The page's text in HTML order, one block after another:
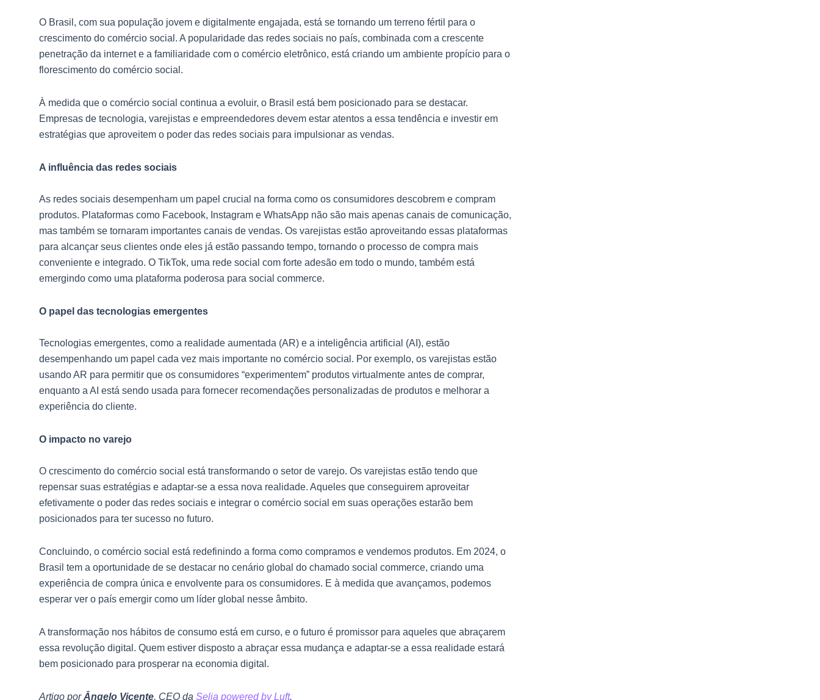
O Brasil, com sua população jovem e digitalmente engajada, está se tornando um terreno fértil para o
crescimento do comércio social. A popularidade das redes sociais no país, combinada com a crescente
penetração da internet e a familiaridade com o comércio eletrônico, está criando um ambiente propício para o
florescimento do comércio social.
À medida que o comércio social continua a evoluir, o Brasil está bem posicionado para se destacar.
Empresas de tecnologia, varejistas e empreendedores devem estar atentos a essa tendência e investir em
estratégias que aproveitem o poder das redes sociais para impulsionar as vendas.
A influência das redes sociais
As redes sociais desempenham um papel crucial na forma como os consumidores descobrem e compram
produtos. Plataformas como Facebook, Instagram e WhatsApp não são mais apenas canais de comunicação,
mas também se tornaram importantes canais de vendas. Os varejistas estão aproveitando essas plataformas
para alcançar seus clientes onde eles já estão passando tempo, tornando o processo de compra mais
conveniente e integrado. O TikTok, uma rede social com forte adesão em todo o mundo, também está
emergindo como uma plataforma poderosa para social commerce.
O papel das tecnologias emergentes
Tecnologias emergentes, como a realidade aumentada (AR) e a inteligência artificial (AI), estão
desempenhando um papel cada vez mais importante no comércio social. Por exemplo, os varejistas estão
usando AR para permitir que os consumidores “experimentem” produtos virtualmente antes de comprar,
enquanto a AI está sendo usada para fornecer recomendações personalizadas de produtos e melhorar a
experiência do cliente.
O impacto no varejo
O crescimento do comércio social está transformando o setor de varejo. Os varejistas estão tendo que
repensar suas estratégias e adaptar-se a essa nova realidade. Aqueles que conseguirem aproveitar
efetivamente o poder das redes sociais e integrar o comércio social em suas operações estarão bem
posicionados para ter sucesso no futuro.
Concluindo, o comércio social está redefinindo a forma como compramos e vendemos produtos. Em 2024, o
Brasil tem a oportunidade de se destacar no cenário global do chamado social commerce, criando uma
experiência de compra única e envolvente para os consumidores. E à medida que avançamos, podemos
esperar ver o país emergir como um líder global nesse âmbito.
A transformação nos hábitos de consumo está em curso, e o futuro é promissor para aqueles que abraçarem
essa revolução digital. Quem estiver disposto a abraçar essa mudança e adaptar-se a essa realidade estará
bem posicionado para prosperar na economia digital.
Artigo porÂngelo Vicente, CEO da Selia powered by Luft.